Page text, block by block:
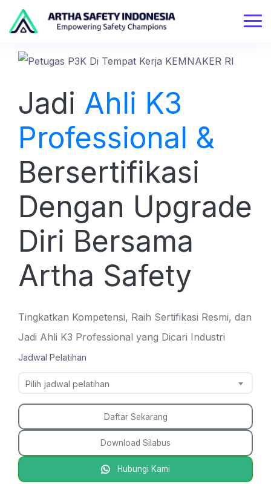
Jadi Ahli K3
Professional &
Bersertifikasi
Dengan Upgrade
Diri Bersama
Artha Safety
Tingkatkan Kompetensi, Raih Sertifikasi Resmi, dan
Jadi Ahli K3 Professional yang Dicari Industri
Jadwal Pelatihan
Pilih jadwal pelatihan
Daftar Sekarang
Download Silabus
Hubungi Kami